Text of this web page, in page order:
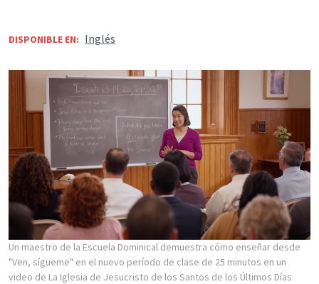
DISPONIBLE EN: Inglés
Un maestro de la Escuela Dominical demuestra cómo enseñar desde
"Ven, sígueme" en el nuevo período de clase de 25 minutos en un
video de La Iglesia de Jesucristo de los Santos de los Últimos Días